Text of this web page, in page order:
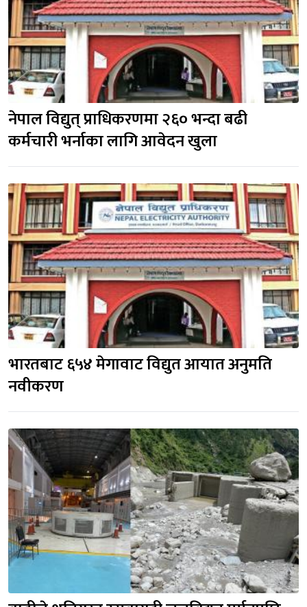
नेपाल विद्युत् प्राधिकरणमा २६० भन्दा बढी
कर्मचारी भर्नाका लागि आवेदन खुला
भारतबाट ६५४ मेगावाट विद्युत आयात अनुमति
नवीकरण